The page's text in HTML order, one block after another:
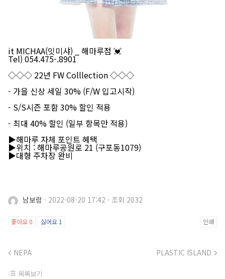
it MICHAA(잇미샤) _ 해마루점 💓
Tel) 054.475-.8901
◇◇◇ 22년 FW Colllection ◇◇◇
- 가을 신상 세일 30% (F/W 입고시작)
- S/S시즌 포함 30% 할인 적용
- 최대 40% 할인 (일부 항목만 적용)
▶해마루 자체 포인트 혜택
▶위치 : 해마루공원로 21 (구포동1079)
▶대형 주차장 완비
남보람 · 2022-08-20 17:42 · 조회 2032
좋아요 0 싫어요 1 인쇄
NEPA PLASTIC ISLAND
목록보기